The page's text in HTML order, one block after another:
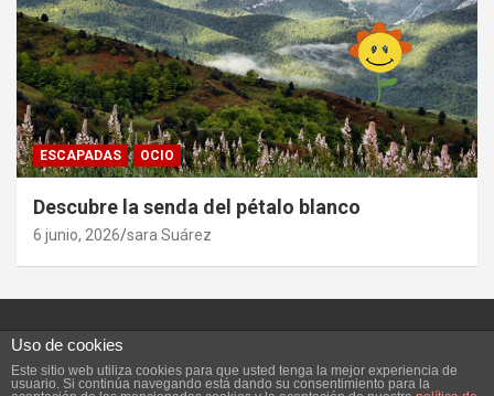
ESCAPADAS OCIO
Descubre la senda del pétalo blanco
6 junio, 2026 sara Suárez
Copyright ©2026Vivefeliz :) Tema por:Theme Horse
Uso de cookies
Este sitio web utiliza cookies para que usted tenga la mejor experiencia de
usuario. Si continúa navegando está dando su consentimiento para la